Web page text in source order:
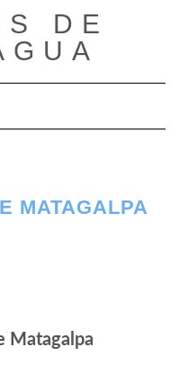
DE
modo de navegación
MATAGALPA
Matagalpa